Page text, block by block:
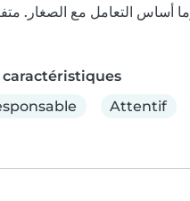
caractéristiques
Attentif